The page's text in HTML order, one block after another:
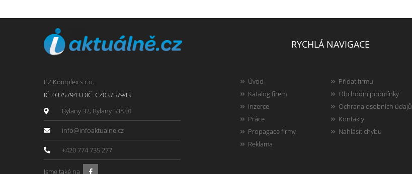
PZ Komplex s.r.o.
IČ: 03757943 DIČ: CZ03757943
Bylany 32, Bylany 538 01
info@infoaktualne.cz
+420 774 735 277
Jsme také na
RYCHLÁ NAVIGACE
Úvod
Katalog firem
Inzerce
Práce
Propagace firmy
Reklama
Přidat firmu
Obchodní podmínky
Ochrana osobních údajů
Kontakty
Nahlásit chybu